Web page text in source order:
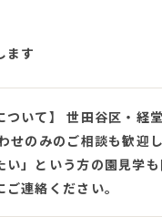
ます
ついて】 世田谷区・
せのみのご相談も歓迎
い」という方の園見
連絡ください。